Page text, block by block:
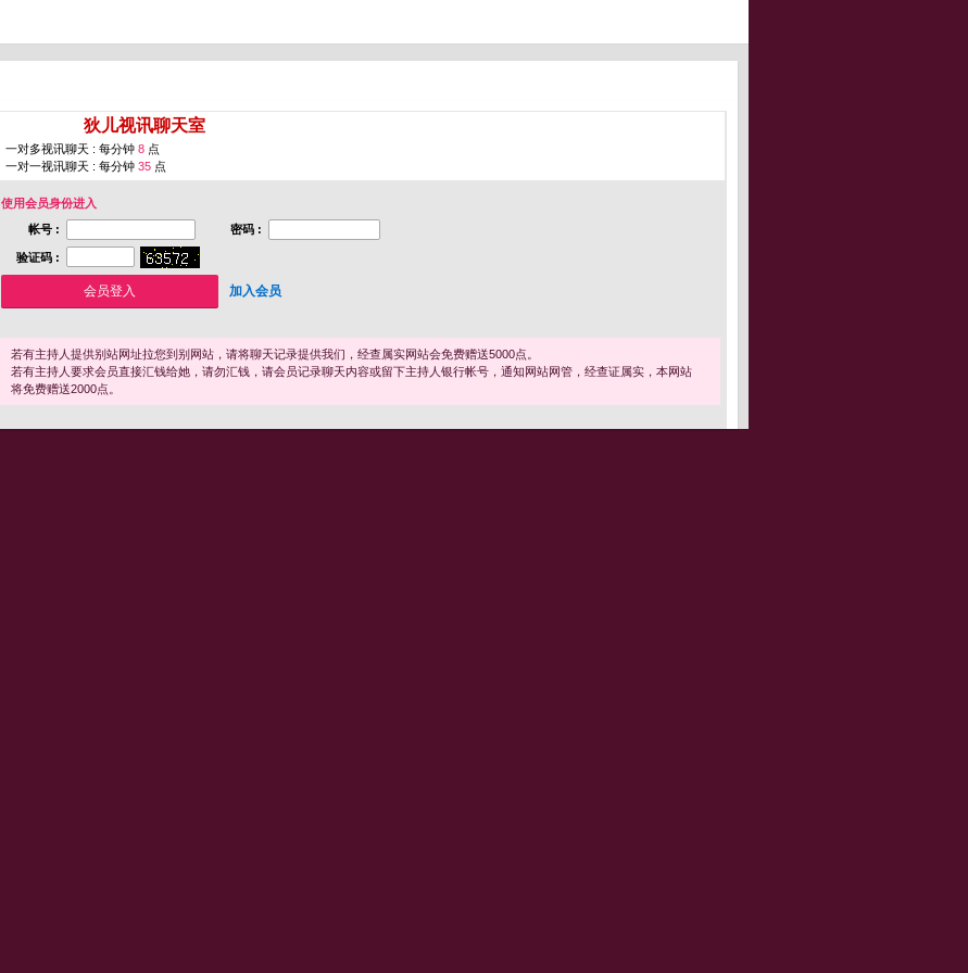
狄儿视讯聊天室
一对多视讯聊天 : 每分钟 8 点
一对一视讯聊天 : 每分钟 35 点
使用会员身份进入
帐号 :
密码 :
验证码 :
加入会员
若有主持人提供别站网址拉您到别网站，请将聊天记录提供我们，经查属实网站会免费赠送5000点。
若有主持人要求会员直接汇钱给她，请勿汇钱，请会员记录聊天内容或留下主持人银行帐号，通知网站网管，经查证属实，本网站
将免费赠送2000点。